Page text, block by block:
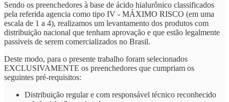
Sendo os preenchedores à base de ácido hialurônico classificados
pela referida agencia como tipo IV - MÁXIMO RISCO (em uma
escala de 1 a 4), realizamos um levantamento dos produtos com
distribuição nacional que tenham aprovação e que estão legalmente
passiveis de serem comercializados no Brasil.
Deste modo, para o presente trabalho foram selecionados
EXCLUSIVAMENTE os preenchedores que cumpriam os
seguintes pré-requisitos:
Distribuição regular e com responsável técnico reconhecido